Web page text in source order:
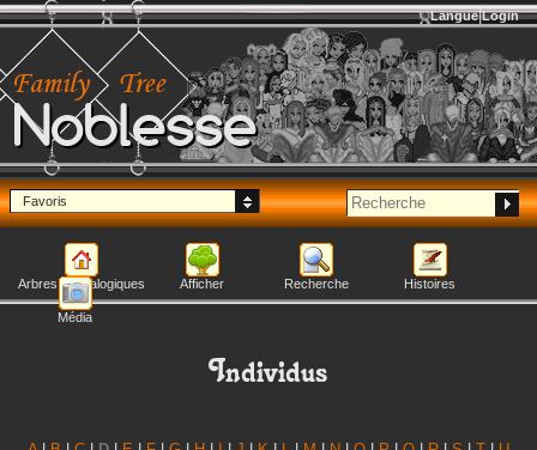
Noblesse
Langue Login
Favoris
Arbres généalogiques Afficher Recherche Histoires
Média
Individus